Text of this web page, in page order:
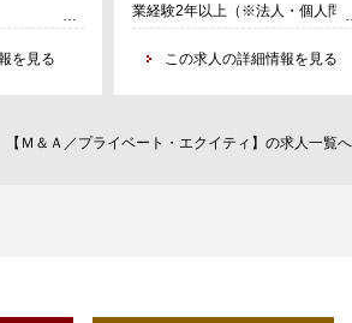
ポジション
】
を見る
ジング
考案 等
ンジできる可能性あり。
業経験2年以上（※法人・個人問
ず）
-M&A経験者（ソーシングから
この求人の詳細情報を見る
【Ｍ＆Ａ／プライベート・エクイティ】の求人一覧へ